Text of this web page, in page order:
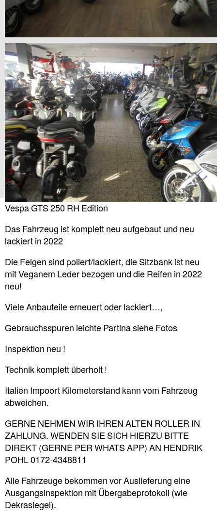
Vespa GTS 250 RH Edition
Das Fahrzeug ist komplett neu aufgebaut und neu
lackiert in 2022
Die Felgen sind poliert/lackiert, die Sitzbank ist neu
mit Veganem Leder bezogen und die Reifen in 2022
neu!
Viele Anbauteile erneuert oder lackiert…,
Gebrauchsspuren leichte Partina siehe Fotos
Inspektion neu !
Technik komplett überholt !
Italien Impoort Kilometerstand kann vom Fahrzeug
abweichen.
GERNE NEHMEN WIR IHREN ALTEN ROLLER IN
ZAHLUNG. WENDEN SIE SICH HIERZU BITTE
DIREKT (GERNE PER WHATS APP) AN HENDRIK
POHL 0172-4348811
Alle Fahrzeuge bekommen vor Auslieferung eine
Ausgangsinspektion mit Übergabeprotokoll (wie
Dekrasiegel).